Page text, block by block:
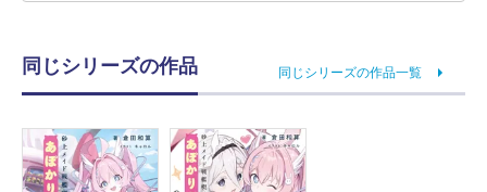
同じシリーズの作品 同じシリーズの作品一覧